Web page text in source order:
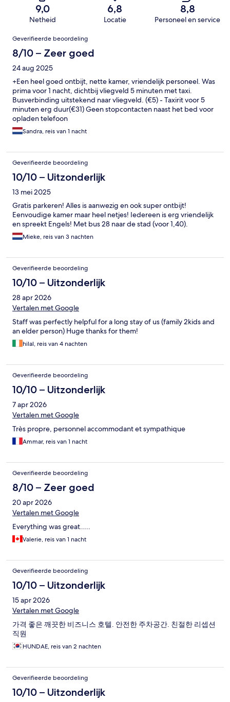
9,0
Netheid
6,8
Locatie
8,8
Personeel en service
Beoordelingen
Geverifieerde beoordeling
8/10 – Zeer goed
24 aug 2025
+Een heel goed ontbijt, nette kamer, vriendelijk personeel. Was
prima voor 1 nacht, dichtbij vliegveld 5 minuten met taxi.
Busverbinding uitstekend naar vliegveld. (€5) - Taxirit voor 5
minuten erg duur(€31) Geen stopcontacten naast het bed voor
opladen telefoon
Sandra, reis van 1 nacht
Geverifieerde beoordeling
10/10 – Uitzonderlijk
13 mei 2025
Gratis parkeren! Alles is aanwezig en ook super ontbijt!
Eenvoudige kamer maar heel netjes! Iedereen is erg vriendelijk
en spreekt Engels! Met bus 28 naar de stad (voor 1,40).
Mieke, reis van 3 nachten
Geverifieerde beoordeling
10/10 – Uitzonderlijk
28 apr 2026
Vertalen met Google
Staff was perfectly helpful for a long stay of us (family 2kids and
an elder person) Huge thanks for them!
hilal, reis van 4 nachten
Geverifieerde beoordeling
10/10 – Uitzonderlijk
7 apr 2026
Vertalen met Google
Très propre, personnel accommodant et sympathique
Ammar, reis van 1 nacht
Geverifieerde beoordeling
8/10 – Zeer goed
20 apr 2026
Vertalen met Google
Everything was great.....
Valerie, reis van 1 nacht
Geverifieerde beoordeling
10/10 – Uitzonderlijk
15 apr 2026
Vertalen met Google
가격 좋은 깨끗한 비즈니스 호텔. 안전한 주차공간. 친절한 리셉션
직원
HUNDAE, reis van 2 nachten
Geverifieerde beoordeling
10/10 – Uitzonderlijk